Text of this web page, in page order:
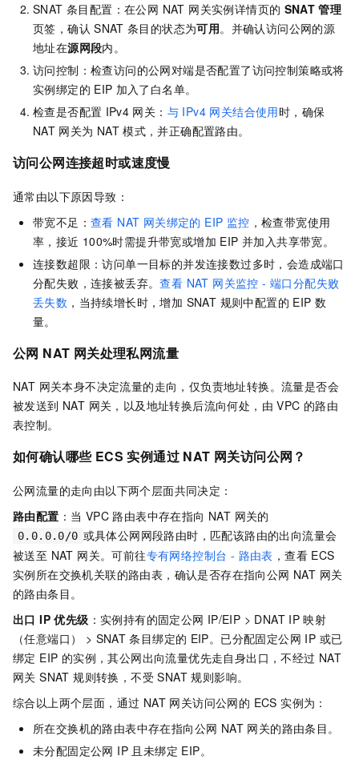
SNAT 条目配置：在公网 NAT 网关实例详情页的 SNAT 管理
页签，确认 SNAT 条目的状态为可用。并确认访问公网的源
地址在源网段内。
访问控制：检查访问的公网对端是否配置了访问控制策略或将
实例绑定的 EIP 加入了白名单。
检查是否配置 IPv4 网关： 与 IPv4 网关结合使用时，确保
NAT 网关为 NAT 模式，并正确配置路由。
访问公网连接超时或速度慢
通常由以下原因导致：
带宽不足： 查看 NAT 网关绑定的 EIP 监控 ，检查带宽使用
率，接近 100%时需提升带宽或增加 EIP 并加入共享带宽。
连接数超限：访问单一目标的并发连接数过多时，会造成端口
分配失败，连接被丢弃。查看 NAT 网关监控 - 端口分配失败
丢失数 ，当持续增长时，增加 SNAT 规则中配置的 EIP 数
量。
公网 NAT 网关处理私网流量
NAT 网关本身不决定流量的走向，仅负责地址转换。流量是否会
被发送到 NAT 网关，以及地址转换后流向何处，由 VPC 的路由
表控制。
如何确认哪些 ECS 实例通过 NAT 网关访问公网？
公网流量的走向由以下两个层面共同决定：
路由配置 ：当 VPC 路由表中存在指向 NAT 网关的
0.0.0.0/0 或具体公网网段路由时，匹配该路由的出向流量会
被送至 NAT 网关。可前往专有网络控制台 - 路由表 ，查看 ECS
实例所在交换机关联的路由表，确认是否存在指向公网 NAT 网关
的路由条目。
出口 IP 优先级 ：实例持有的固定公网 IP/EIP > DNAT IP 映射
（任意端口） > SNAT 条目绑定的 EIP。已分配固定公网 IP 或已
绑定 EIP 的实例，其公网出向流量优先走自身出口，不经过 NAT
网关 SNAT 规则转换，不受 SNAT 规则影响。
综合以上两个层面，通过 NAT 网关访问公网的 ECS 实例为：
所在交换机的路由表中存在指向公网 NAT 网关的路由条目。
未分配固定公网 IP 且未绑定 EIP。